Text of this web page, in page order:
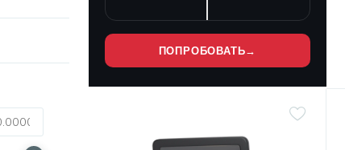
ПОПРОБОВАТЬ→